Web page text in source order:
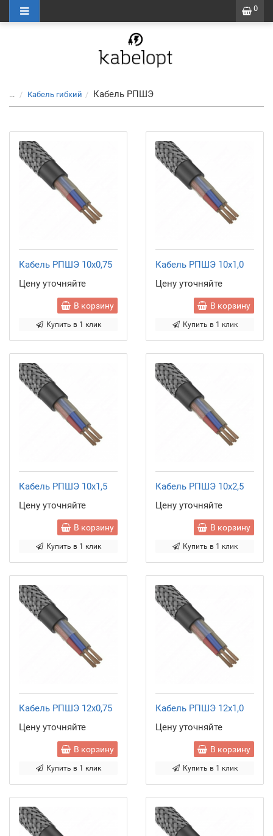
0
... Кабель гибкий Кабель РПШЭ
Кабель РПШЭ 10x0,75
Цену уточняйте
В корзину
Купить в 1 клик
Кабель РПШЭ 10x1,0
Цену уточняйте
В корзину
Купить в 1 клик
Кабель РПШЭ 10x1,5
Цену уточняйте
В корзину
Купить в 1 клик
Кабель РПШЭ 10x2,5
Цену уточняйте
В корзину
Купить в 1 клик
Кабель РПШЭ 12x0,75
Цену уточняйте
В корзину
Купить в 1 клик
Кабель РПШЭ 12x1,0
Цену уточняйте
В корзину
Купить в 1 клик